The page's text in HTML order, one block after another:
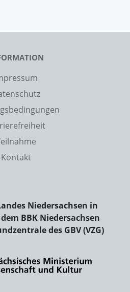
Kontakt
Niedersachsen in
BBK Niedersachsen
des GBV (VZG)